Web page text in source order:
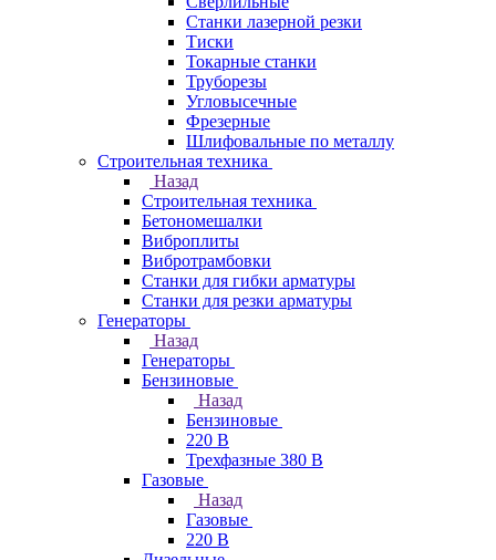
Станки лазерной резки
Тиски
Токарные станки
Труборезы
Угловысечные
Фрезерные
Шлифовальные по металлу
Строительная техника
Назад
Строительная техника
Бетономешалки
Виброплиты
Вибротрамбовки
Станки для гибки арматуры
Станки для резки арматуры
Генераторы
Назад
Генераторы
Бензиновые
Назад
Бензиновые
220 В
Трехфазные 380 В
Газовые
Назад
Газовые
220 В